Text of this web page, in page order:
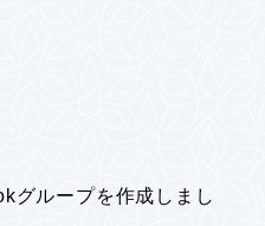
グループを作成しまし